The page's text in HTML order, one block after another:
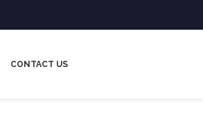
CONTACT US